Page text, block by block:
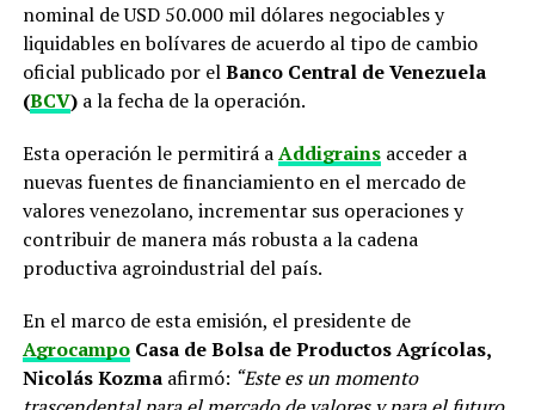
nominal de USD 50.000 mil dólares negociables y
liquidables en bolívares de acuerdo al tipo de cambio
oficial publicado por elBanco Central de Venezuela
(BCV)a la fecha de la operación.
Esta operación le permitirá aAddigrainsacceder a
nuevas fuentes de financiamiento en el mercado de
valores venezolano, incrementar sus operaciones y
contribuir de manera más robusta a la cadena
productiva agroindustrial del país.
En el marco de esta emisión, el presidente de
AgrocampoCasa de Bolsa de Productos Agrícolas,
Nicolás Kozmaafirmó: “Este es un momento